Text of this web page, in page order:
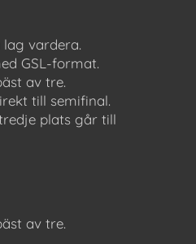
vardera.
GSL-format.
av tre.
till semifinal.
plats går till
av tre.